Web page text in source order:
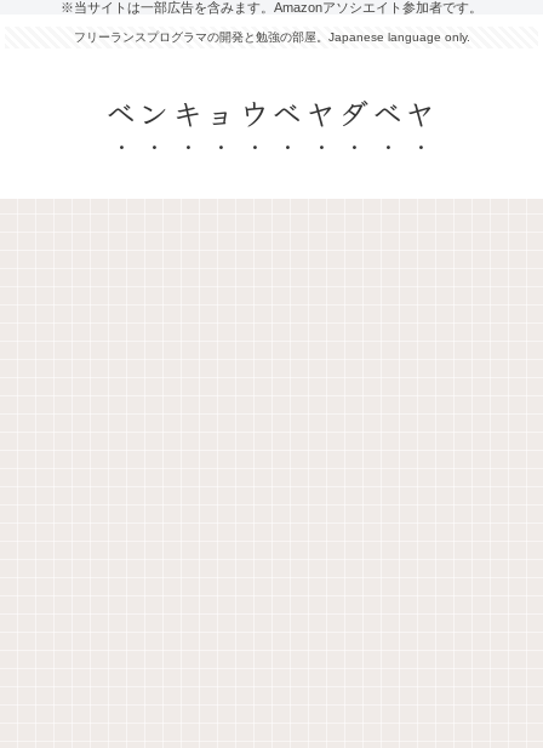
※当サイトは一部広告を含みます。Amazonアソシエイト参加者です。
フリーランスプログラマの開発と勉強の部屋。Japanese language only.
ベンキョウベヤダベヤ